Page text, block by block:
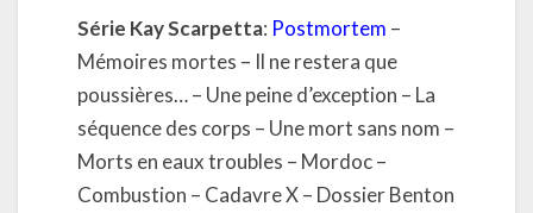
Série Kay Scarpetta: Postmortem –
Mémoires mortes – Il ne restera que
poussières… – Une peine d’exception – La
séquence des corps – Une mort sans nom –
Morts en eaux troubles – Mordoc –
Combustion – Cadavre X – Dossier Benton